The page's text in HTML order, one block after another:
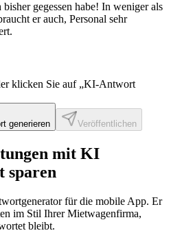
gegessen habe! In weniger als
er auch, Personal sehr
klicken Sie auf „KI-Antwort
generieren Veröffentlichen
mit KI
sparen
für die mobile App. Er
im Stil Ihrer Mietwagenfirma,
bleibt.